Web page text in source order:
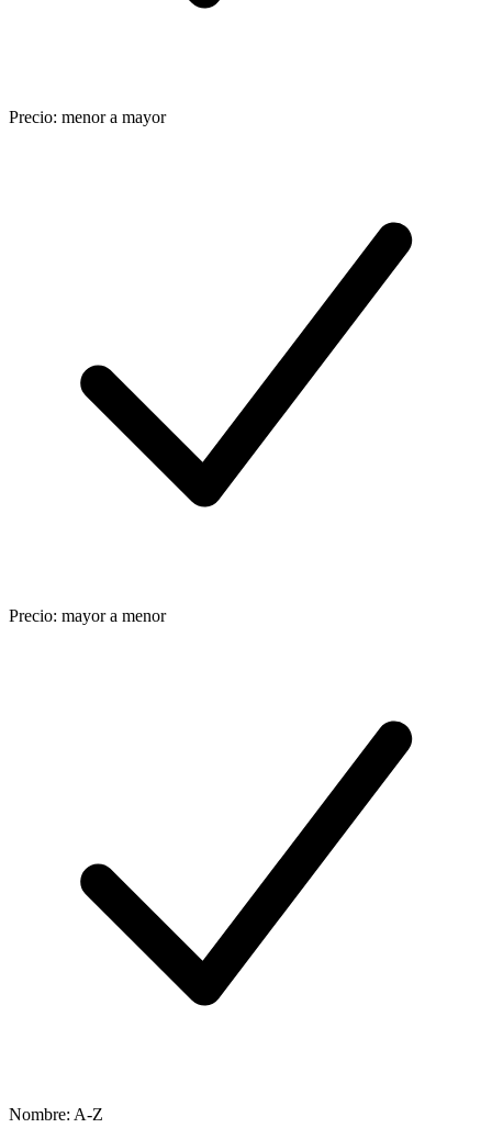
Precio: menor a mayor
Precio: mayor a menor
Nombre: A-Z